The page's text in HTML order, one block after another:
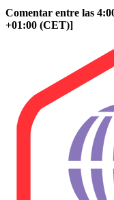
Comentar entre las
+01:00 (CET)]